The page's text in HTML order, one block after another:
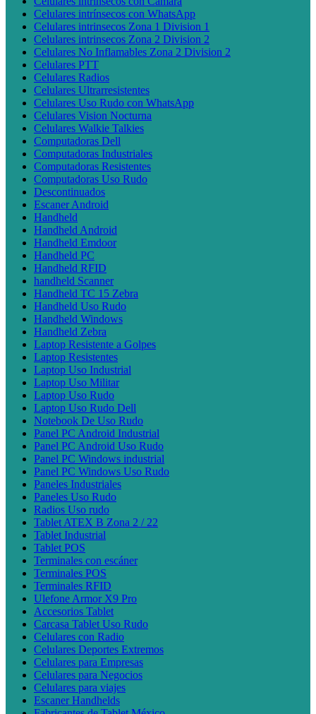
Celulares intrínsecos con WhatsApp
Celulares intrinsecos Zona 1 Division 1
Celulares intrinsecos Zona 2 Division 2
Celulares No Inflamables Zona 2 Division 2
Celulares PTT
Celulares Radios
Celulares Ultrarresistentes
Celulares Uso Rudo con WhatsApp
Celulares Vision Nocturna
Celulares Walkie Talkies
Computadoras Dell
Computadoras Industriales
Computadoras Resistentes
Computadoras Uso Rudo
Descontinuados
Escaner Android
Handheld
Handheld Android
Handheld Emdoor
Handheld PC
Handheld RFID
handheld Scanner
Handheld TC 15 Zebra
Handheld Uso Rudo
Handheld Windows
Handheld Zebra
Laptop Resistente a Golpes
Laptop Resistentes
Laptop Uso Industrial
Laptop Uso Militar
Laptop Uso Rudo
Laptop Uso Rudo Dell
Notebook De Uso Rudo
Panel PC Android Industrial
Panel PC Android Uso Rudo
Panel PC Windows industrial
Panel PC Windows Uso Rudo
Paneles Industriales
Paneles Uso Rudo
Radios Uso rudo
Tablet ATEX B Zona 2 / 22
Tablet Industrial
Tablet POS
Terminales con escáner
Terminales POS
Terminales RFID
Ulefone Armor X9 Pro
Accesorios Tablet
Carcasa Tablet Uso Rudo
Celulares con Radio
Celulares Deportes Extremos
Celulares para Empresas
Celulares para Negocios
Celulares para viajes
Escaner Handhelds